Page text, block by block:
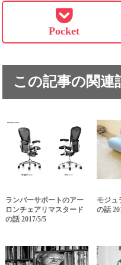
Pocket
この記事の関連
ランバーサポートのアー
ロンチェアリマスタード
の話 2017/5/5
モジュ
の話